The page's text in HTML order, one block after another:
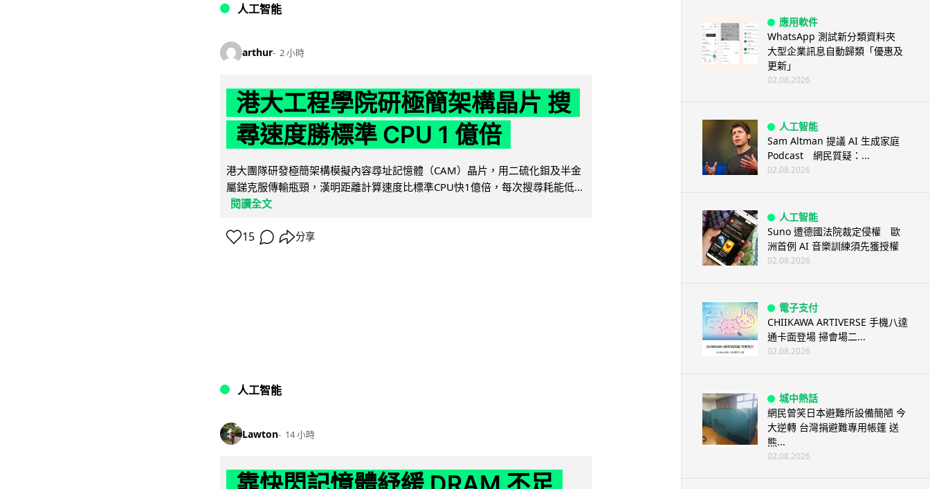
人工智能
arthur 2 小時
港大工程學院研極簡架構晶片 搜
尋速度勝標準 CPU 1 億倍
港大團隊研發極簡架構模擬內容尋址記憶體（CAM）晶片，用二硫化鉬及半金
屬銻克服傳輸瓶頸，漢明距離計算速度比標準CPU快1億倍，每次搜尋耗能低...
閱讀全文
15 分享
人工智能
Lawton 14 小時
應用軟件
WhatsApp 測試新分類資料夾
大型企業訊息自動歸類「優惠及
更新」
02.08.2026
人工智能
Sam Altman 提議 AI 生成家庭
Podcast 網民質疑：...
02.08.2026
人工智能
Suno 遭德國法院裁定侵權 歐
洲首例 AI 音樂訓練須先獲授權
02.08.2026
電子支付
CHIIKAWA ARTIVERSE 手機八達
通卡面登場 掃會場二...
02.08.2026
城中熱話
網民曾笑日本避難所設備簡陋 今
大逆轉 台灣捐避難專用帳篷 送
熊...
02.08.2026